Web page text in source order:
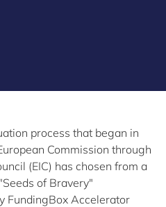
process that began in
Commission through
(EIC) has chosen from a
of Bravery"
FundingBox Accelerator